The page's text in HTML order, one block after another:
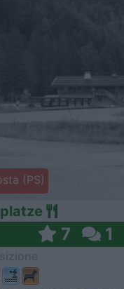
(PS)
7 1